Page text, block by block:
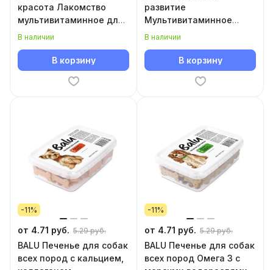
красота Лакомство
мультивитаминное для
собак
В наличии
В корзину
развитие
Мультивитаминное
лакомство для щенков
В наличии
В корзину
-11%
от 4.71 руб. 5.29 руб.
BALU Печенье для собак
всех пород с кальцием,
-11%
от 4.71 руб. 5.29 руб.
BALU Печенье для собак
всех пород Омега 3 с